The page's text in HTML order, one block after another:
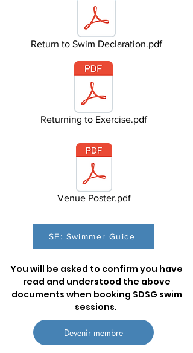
Return to Swim Declaration.pdf
Returning to Exercise.pdf
Venue Poster.pdf
SE: Swimmer Guide
You will be asked to confirm you have
read and understood the above
documents when booking SDSG swim
sessions.
Devenir membre